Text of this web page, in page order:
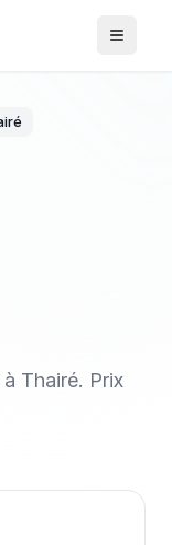
Ouvrir
à Thairé. Prix